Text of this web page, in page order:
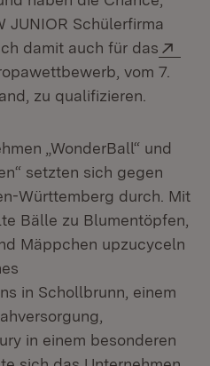
JUNIOR Schülerfirma
damit auch für das
neuem Fenster) vom 7.
zu qualifizieren.
„WonderBall“ und
setzten sich gegen
Württemberg durch. Mit
Bälle zu Blumentöpfen,
Mäppchen upzucyceln
in Schollbrunn, einem
in einem besonderen